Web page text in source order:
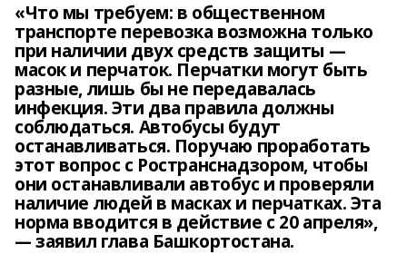
«Что мы требуем: в общественном
транспорте перевозка возможна только
при наличии двух средств защиты —
масок и перчаток. Перчатки могут быть
разные, лишь бы не передавалась
инфекция. Эти два правила должны
соблюдаться. Автобусы будут
останавливаться. Поручаю проработать
этот вопрос с Ространснадзором, чтобы
они останавливали автобус и проверяли
наличие людей в масках и перчатках. Эта
норма вводится в действие с 20 апреля»,
— заявил глава Башкортостана.